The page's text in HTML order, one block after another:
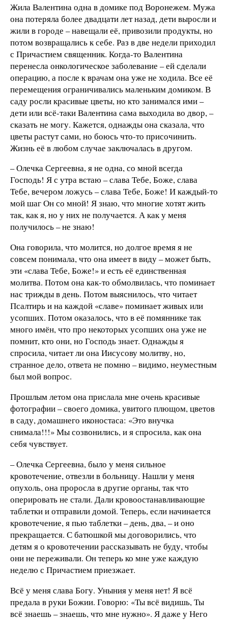
Жила Валентина одна в домике под Воронежем. Мужа
она потеряла более двадцати лет назад, дети выросли и
жили в городе – навещали её, привозили продукты, но
потом возвращались к себе. Раз в две недели приходил
с Причастием священник. Когда-то Валентина
перенесла онкологическое заболевание – ей сделали
операцию, а после к врачам она уже не ходила. Все её
перемещения ограничивались маленьким домиком. В
саду росли красивые цветы, но кто занимался ими –
дети или всё-таки Валентина сама выходила во двор, –
сказать не могу. Кажется, однажды она сказала, что
цветы растут сами, но боюсь что-то присочинить.
Жизнь её в любом случае заключалась в другом.
– Олечка Сергеевна, я не одна, со мной всегда
Господь! Я с утра встаю – слава Тебе, Боже, слава
Тебе, вечером ложусь – слава Тебе, Боже! И каждый-то
мой шаг Он со мной! Я знаю, что многие хотят жить
так, как я, но у них не получается. А как у меня
получилось – не знаю!
Она говорила, что молится, но долгое время я не
совсем понимала, что она имеет в виду – может быть,
эти «слава Тебе, Боже!» и есть её единственная
молитва. Потом она как-то обмолвилась, что поминает
нас трижды в день. Потом выяснилось, что читает
Псалтирь и на каждой «славе» поминает живых или
усопших. Потом оказалось, что в её помяннике так
много имён, что про некоторых усопших она уже не
помнит, кто они, но Господь знает. Однажды я
спросила, читает ли она Иисусову молитву, но,
странное дело, ответа не помню – видимо, неуместным
был мой вопрос.
Прошлым летом она прислала мне очень красивые
фотографии – своего домика, увитого плющом, цветов
в саду, домашнего иконостаса: «Это внучка
снимала!!!» Мы созвонились, и я спросила, как она
себя чувствует.
– Олечка Сергеевна, было у меня сильное
кровотечение, отвезли в больницу. Нашли у меня
опухоль, она проросла в другие органы, так что
оперировать не стали. Дали кровоостанавливающие
таблетки и отправили домой. Теперь, если начинается
кровотечение, я пью таблетки – день, два, – и оно
прекращается. С батюшкой мы договорились, что
детям я о кровотечении рассказывать не буду, чтобы
они не переживали. Он теперь ко мне уже каждую
неделю с Причастием приезжает.
Всё у меня слава Богу. Уныния у меня нет! Я всё
предала в руки Божии. Говорю: «Ты всё видишь, Ты
всё знаешь – знаешь, что мне нужно». Я даже у Него